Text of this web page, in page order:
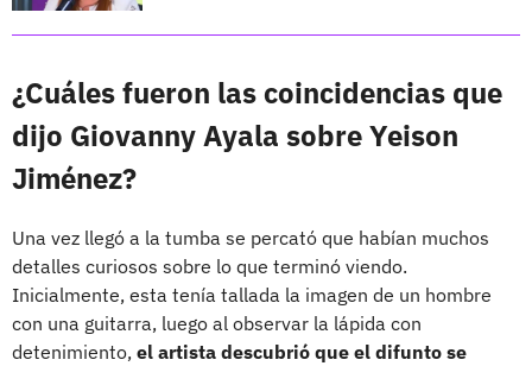
¿Cuáles fueron las coincidencias que
dijo Giovanny Ayala sobre Yeison
Jiménez?
Una vez llegó a la tumba se percató que habían muchos
detalles curiosos sobre lo que terminó viendo.
Inicialmente, esta tenía tallada la imagen de un hombre
con una guitarra, luego al observar la lápida con
detenimiento, el artista descubrió que el difunto se